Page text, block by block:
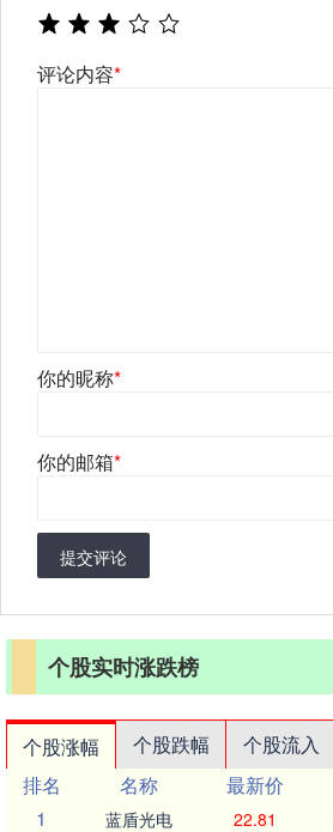
评论内容*
你的昵称*
你的邮箱*
提交评论
个股实时涨跌榜
个股涨幅 个股跌幅 个股流入
排名
名称 最新价
1
蓝盾光电 22.81